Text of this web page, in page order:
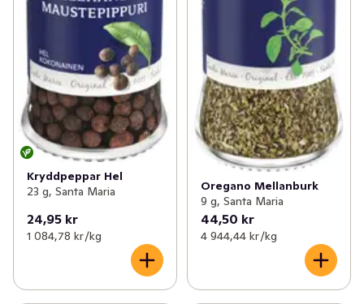
Kryddpeppar Hel
23 g, Santa Maria
24,95 kr
1 084,78 kr /kg
Oregano Mellanburk
9 g, Santa Maria
44,50 kr
4 944,44 kr /kg